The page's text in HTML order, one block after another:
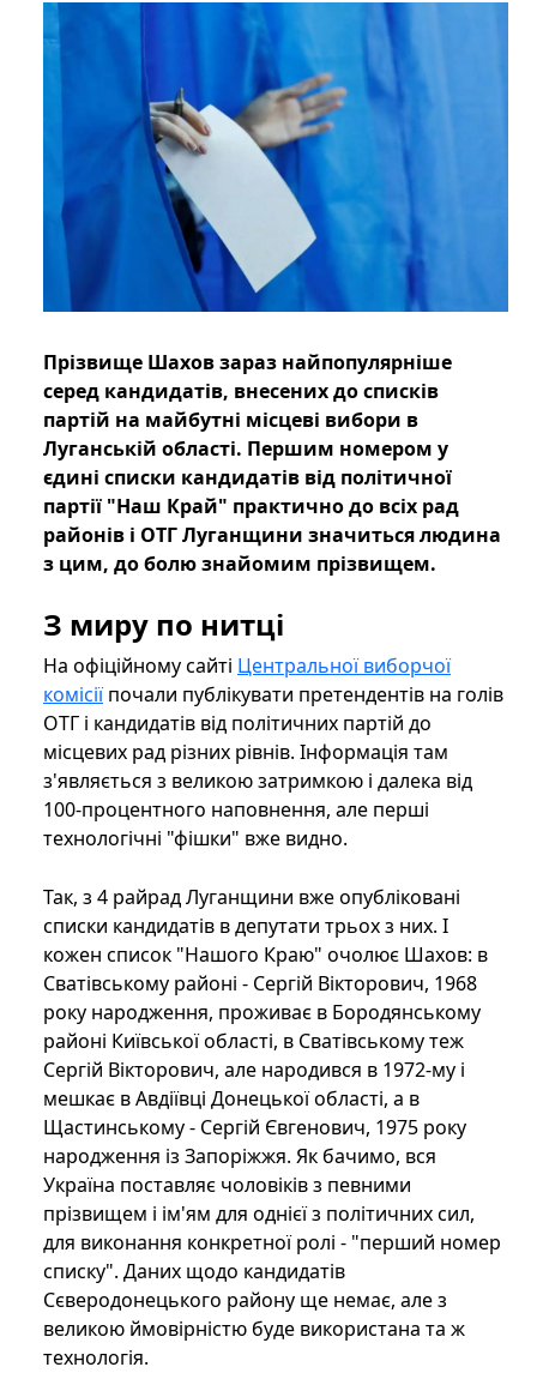
Прізвище Шахов зараз найпопулярніше
серед кандидатів, внесених до списків
партій на майбутні місцеві вибори в
Луганській області. Першим номером у
єдині списки кандидатів від політичної
партії "Наш Край" практично до всіх рад
районів і ОТГ Луганщини значиться людина
з цим, до болю знайомим прізвищем.
З миру по нитці
На офіційному сайті Центральної виборчої
комісіїпочали публікувати претендентів на голів
ОТГ і кандидатів від політичних партій до
місцевих рад різних рівнів. Інформація там
з'являється з великою затримкою і далека від
100-процентного наповнення, але перші
технологічні "фішки" вже видно.
Так, з 4 райрад Луганщини вже опубліковані
списки кандидатів в депутати трьох з них. І
кожен список "Нашого Краю" очолює Шахов: в
Сватівському районі - Сергій Вікторович, 1968
року народження, проживає в Бородянському
районі Київської області, в Сватівському теж
Сергій Вікторович, але народився в 1972-му і
мешкає в Авдіївці Донецької області, а в
Щастинському - Сергій Євгенович, 1975 року
народження із Запоріжжя. Як бачимо, вся
Україна поставляє чоловіків з певними
прізвищем і ім'ям для однієї з політичних сил,
для виконання конкретної ролі - "перший номер
списку". Даних щодо кандидатів
Сєверодонецького району ще немає, але з
великою ймовірністю буде використана та ж
технологія.